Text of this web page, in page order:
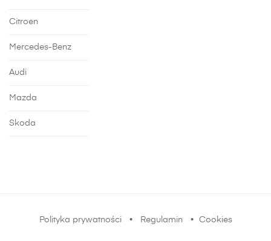
Citroen
Mercedes-Benz
Audi
Mazda
Skoda
Polityka prywatności• Regulamin• Cookies